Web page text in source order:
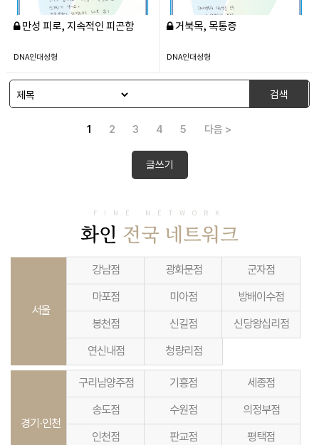
만성 피로, 지속적인 피곤함
DNA인대성형
거북목, 목통증
DNA인대성형
검색
1 2 3 4 5 다음 >
글쓰기
FINE NETWORK
화인 전국 네트워크
서울
강남점 광화문점 군자점
마포점 미아점 방배이수점
봉천점 신길점 신당왕십리점
연신내점 청량리점
경기·인천
구리남양주점 기흥점 세종점
송도점 수원점 의정부점
인천점 판교점 평택점